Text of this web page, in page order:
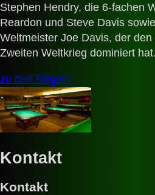
Stephen Hendry, die 6-fachen
Reardon und Steve Davis
Weltmeister Joe Davis, der
Zweiten Weltkrieg dominiert hat.
zu den Regeln
Kontakt
Kontakt